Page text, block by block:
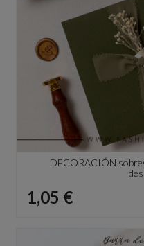
DECORACIÓN
Precio
1,05 €